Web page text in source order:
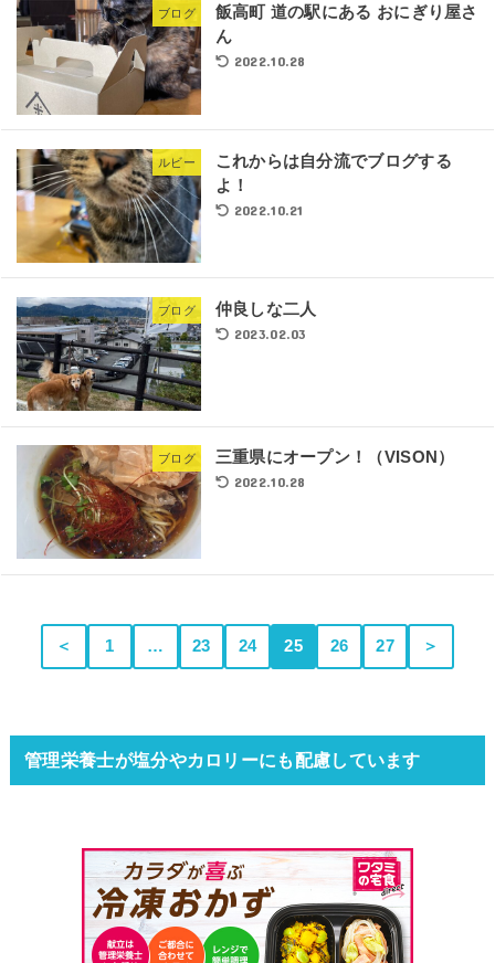
ブログ
飯高町 道の駅にある おにぎり屋さ
ん
2022.10.28
ルビー
これからは自分流でブログする
よ！
2022.10.21
ブログ 仲良しな二人
2023.02.03
ブログ 三重県にオープン！（VISON）
2022.10.28
＜ 1 … 23 24 25 26 27 ＞
管理栄養士が塩分やカロリーにも配慮しています